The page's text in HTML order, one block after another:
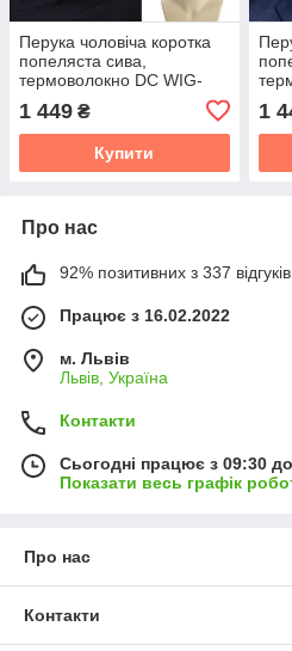
Перука чоловіча коротка
попеляста сива,
термоволокно DC WIG-
1 449 ₴
Купити
1
Про нас
92% позитивних з 337 відгуків
Працює з 16.02.2022
м. Львів
Львів, Україна
Контакти
Сьогодні працює з 09:30
Показати весь графік
Про нас
Контакти